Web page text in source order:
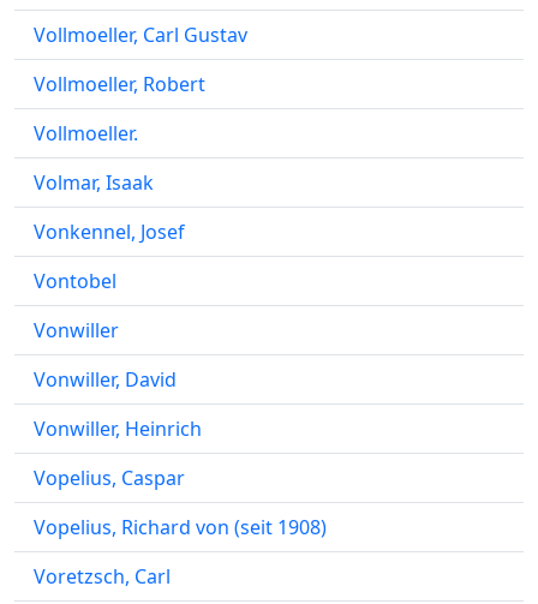
Vollmoeller, Carl Gustav
Vollmoeller, Robert
Vollmoeller.
Volmar, Isaak
Vonkennel, Josef
Vontobel
Vonwiller
Vonwiller, David
Vonwiller, Heinrich
Vopelius, Caspar
Vopelius, Richard von (seit 1908)
Voretzsch, Carl